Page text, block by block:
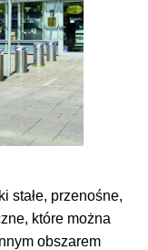
stałe, przenośne,
które można
obszarem